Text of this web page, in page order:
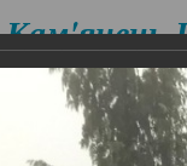
Кам'янець-